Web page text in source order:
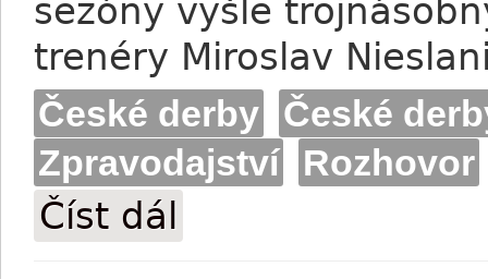
sezóny vyšle
trenéry Miroslav
České derby
České
Zpravodajství
Rozhovor
Číst dál